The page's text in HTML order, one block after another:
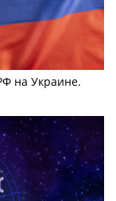
на Украине.